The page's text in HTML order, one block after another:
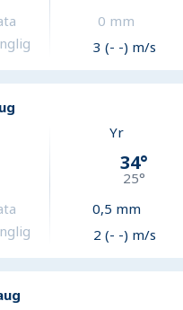
0 mm
3 (- -) m/s
Yr
34°
25°
0,5 mm
2 (- -) m/s